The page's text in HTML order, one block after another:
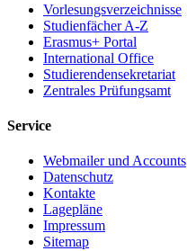
Vorlesungsverzeichnisse
Studienfächer A-Z
Erasmus+ Portal
International Office
Studierendensekretariat
Zentrales Prüfungsamt
Service
Webmailer und Accounts
Datenschutz
Kontakte
Lagepläne
Impressum
Sitemap